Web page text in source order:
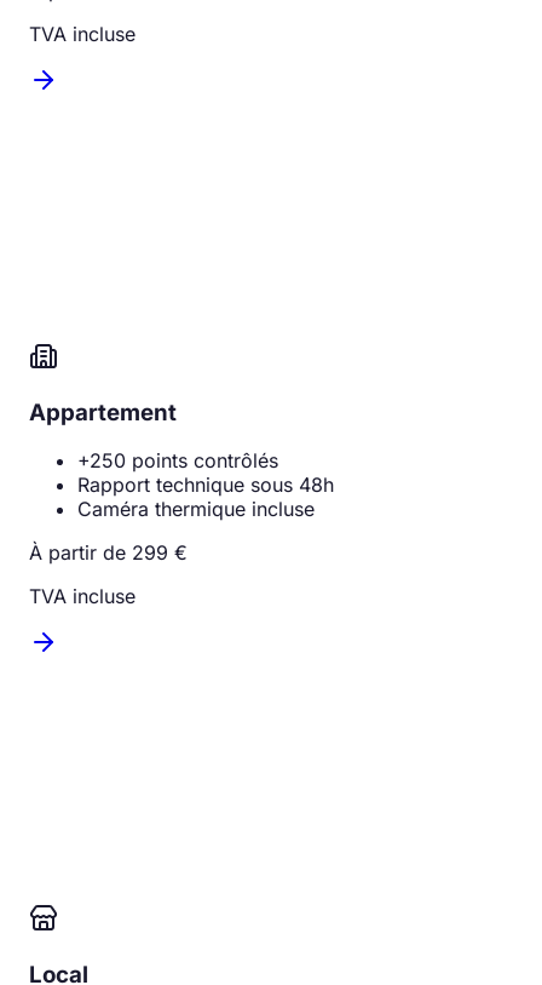
TVA incluse
Appartement
+250 points contrôlés
Rapport technique sous 48h
Caméra thermique incluse
À partir de 299 €
TVA incluse
Local